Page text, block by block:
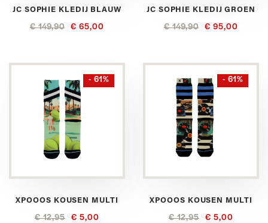
JC SOPHIE KLEDIJ BLAUW
€ 149,90 € 65,00
JC SOPHIE KLEDIJ GROEN
€ 149,90 € 95,00
- 61%
XPOOOS KOUSEN MULTI
€ 12,95 € 5,00
- 61%
XPOOOS KOUSEN MULTI
€ 12,95 € 5,00